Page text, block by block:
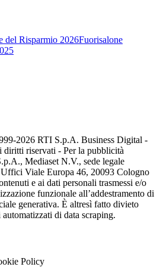
del Risparmio 2026Fuorisalone
2026 RTI S.p.A. Business Digital -
diritti riservati - Per la pubblicità
Mediaset N.V., sede legale
Uffici Viale Europa 46, 20093 Cologno
e ai dati personali trasmessi e/o
funzionale all’addestramento di
generativa. È altresì fatto divieto
di data scraping.
Policy